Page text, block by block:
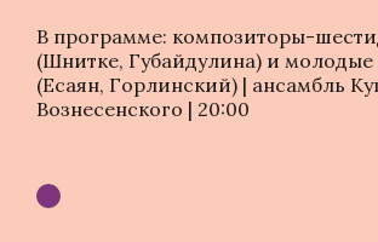
В программе: композиторы-
(Шнитке, Губайдулина) и молодые
(Есаян, Горлинский) | ансамбль
Вознесенского | 20:00